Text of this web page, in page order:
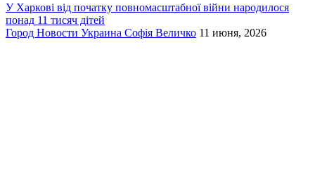
У Харкові від початку повномасштабної війни народилося
понад 11 тисяч дітей
Город Новости Украина Софія Величко 11 июня, 2026